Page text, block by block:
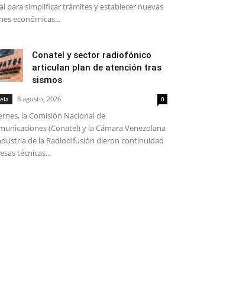
para simplificar trámites y establecer nuevas
económicas...
Conatel y sector radiofónico
articulan plan de atención tras
sismos
8 agosto, 2026 0
la Comisión Nacional de
(Conatel) y la Cámara Venezolana
de la Radiodifusión dieron continuidad
técnicas...